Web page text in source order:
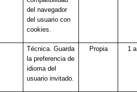
del navegador
del usuario con
cookies.
Técnica. Guarda
la preferencia de
idioma del
usuario invitado.
Propia 1